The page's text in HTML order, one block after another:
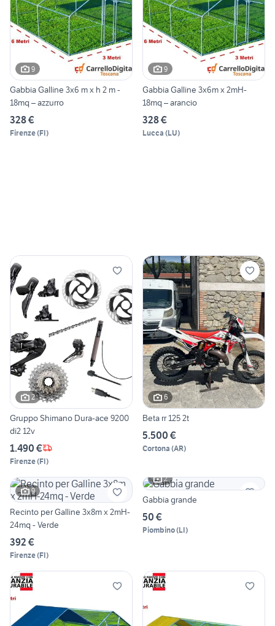
9
Gabbia Galline 3x6 m x h 2 m -
18mq – azzurro
328 €
Firenze(FI)
9
Gabbia Galline 3x6m x 2mH-
18mq – arancio
328 €
Lucca (LU)
2
Gruppo Shimano Dura-ace 9200
di2 12v
1.490 €
Firenze(FI)
6
Beta rr 125 2t
5.500 €
Cortona (AR)
9
Recinto per Galline 3x8m x 2mH-
24mq - Verde
392 €
Firenze(FI)
2
Gabbia grande
50 €
Piombino(LI)